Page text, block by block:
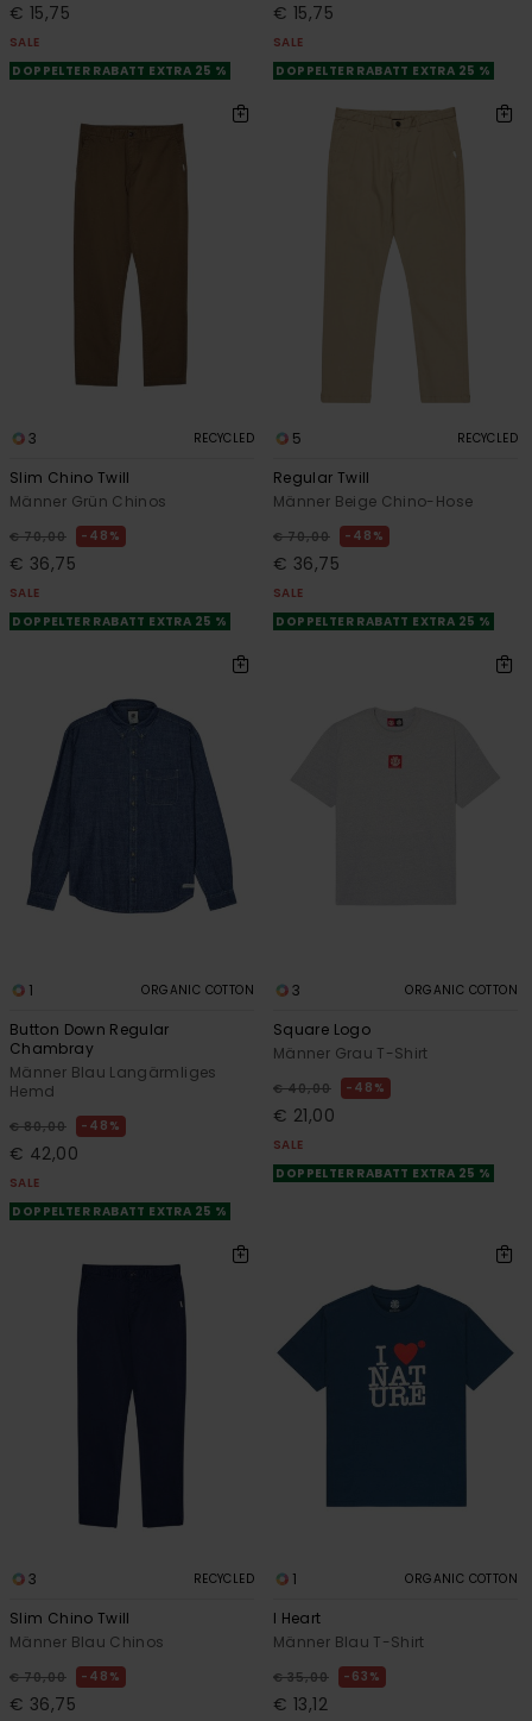
€ 15,75
SALE
DOPPELTER RABATT EXTRA 25 %
€ 15,75
SALE
DOPPELTER RABATT EXTRA 25 %
3 RECYCLED
Slim Chino Twill
Männer Grün Chinos
€ 70,00 48%
€ 36,75
SALE
DOPPELTER RABATT EXTRA 25 %
5 RECYCLED
Regular Twill
Männer Beige Chino-Hose
€ 70,00 48%
€ 36,75
SALE
DOPPELTER RABATT EXTRA 25 %
1 ORGANIC COTTON
Button Down Regular
Chambray
Männer Blau Langärmliges
Hemd
€ 80,00 48%
€ 42,00
SALE
DOPPELTER RABATT EXTRA 25 %
3 ORGANIC COTTON
Square Logo
Männer Grau T-Shirt
€ 40,00 48%
€ 21,00
SALE
DOPPELTER RABATT EXTRA 25 %
3 RECYCLED
Slim Chino Twill
Männer Blau Chinos
€ 70,00 48%
€ 36,75
1 ORGANIC COTTON
I Heart
Männer Blau T-Shirt
€ 35,00 63%
€ 13,12